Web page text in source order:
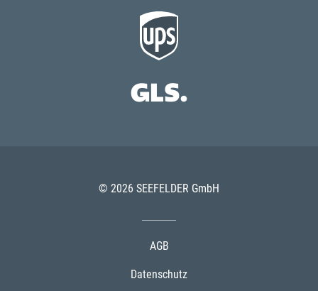
© 2026 SEEFELDER GmbH
AGB
Datenschutz